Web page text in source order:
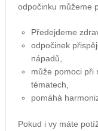
odpočinku můžeme
Předejdeme
odpočinek
nápadů,
může pomoci při
tématech,
pomáhá
Pokud i vy máte